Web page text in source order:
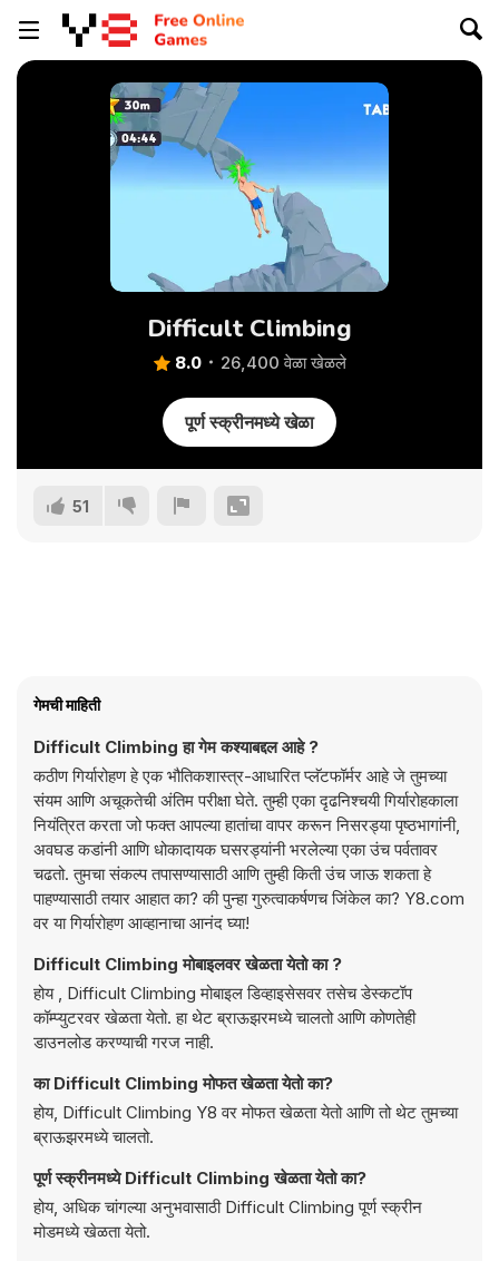
Difficult Climbing
8.0 26,400 वेळा खेळले
पूर्ण स्क्रीनमध्ये खेळा
51
गेमची माहिती
Difficult Climbing हा गेम कश्याबद्दल आहे ?
कठीण गिर्यारोहण हे एक भौतिकशास्त्र-आधारित प्लॅटफॉर्मर आहे जे तुमच्या
संयम आणि अचूकतेची अंतिम परीक्षा घेते. तुम्ही एका दृढनिश्चयी गिर्यारोहकाला
नियंत्रित करता जो फक्त आपल्या हातांचा वापर करून निसरड्या पृष्ठभागांनी,
अवघड कडांनी आणि धोकादायक घसरड्यांनी भरलेल्या एका उंच पर्वतावर
चढतो. तुमचा संकल्प तपासण्यासाठी आणि तुम्ही किती उंच जाऊ शकता हे
पाहण्यासाठी तयार आहात का? की पुन्हा गुरुत्वाकर्षणच जिंकेल का? Y8.com
वर या गिर्यारोहण आव्हानाचा आनंद घ्या!
Difficult Climbing मोबाइलवर खेळता येतो का ?
होय , Difficult Climbing मोबाइल डिव्हाइसेसवर तसेच डेस्कटॉप
कॉम्प्युटरवर खेळता येतो. हा थेट ब्राऊझरमध्ये चालतो आणि कोणतेही
डाउनलोड करण्याची गरज नाही.
का Difficult Climbing मोफत खेळता येतो का?
होय, Difficult Climbing Y8 वर मोफत खेळता येतो आणि तो थेट तुमच्या
ब्राऊझरमध्ये चालतो.
पूर्ण स्क्रीनमध्ये Difficult Climbing खेळता येतो का?
होय, अधिक चांगल्या अनुभवासाठी Difficult Climbing पूर्ण स्क्रीन
मोडमध्ये खेळता येतो.